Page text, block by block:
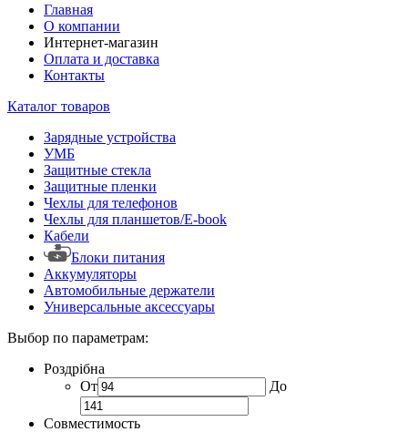
Главная
О компании
Интернет-магазин
Оплата и доставка
Контакты
Каталог товаров
Зарядные устройства
УМБ
Защитные стекла
Защитные пленки
Чехлы для телефонов
Чехлы для планшетов/E-book
Кабели
Блоки питания
Аккумуляторы
Автомобильные держатели
Универсальные аксессуары
Выбор по параметрам:
Роздрібна
От
До
Совместимость